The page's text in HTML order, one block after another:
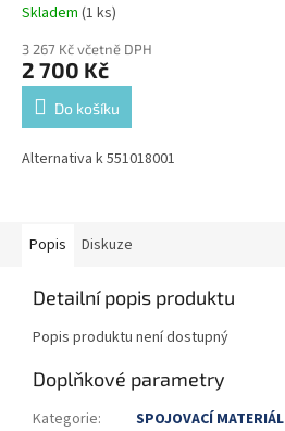
Skladem (1 ks)
3 267 Kč včetně DPH
2 700 Kč
Do košíku
Alternativa k 551018001
Popis Diskuze
Detailní popis produktu
Popis produktu není dostupný
Doplňkové parametry
Kategorie:
SPOJOVACÍ MATERIÁL